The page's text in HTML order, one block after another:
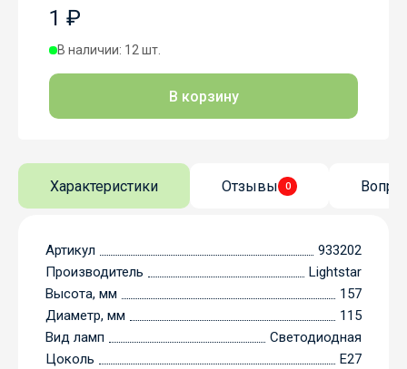
1 ₽
В наличии: 12 шт.
В корзину
Характеристики Отзывы 0
Артикул
933202
Производитель
Lightstar
Высота, мм
157
Диаметр, мм
115
Вид ламп
Светодиодная
Цоколь
E27